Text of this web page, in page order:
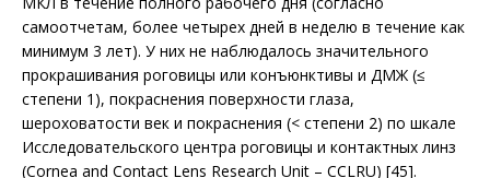
самоотчетам, более четырех дней в неделю в течение как
минимум 3 лет). У них не наблюдалось значительного
прокрашивания роговицы или конъюнк­тивы и ДМЖ (≤
степени 1), покраснения поверхности глаза,
шероховатости век и покраснения (< степени 2) по шкале
Исследовательского центра роговицы и контактных линз
(Cornea and Contact Lens Research Unit – CCLRU) [45].